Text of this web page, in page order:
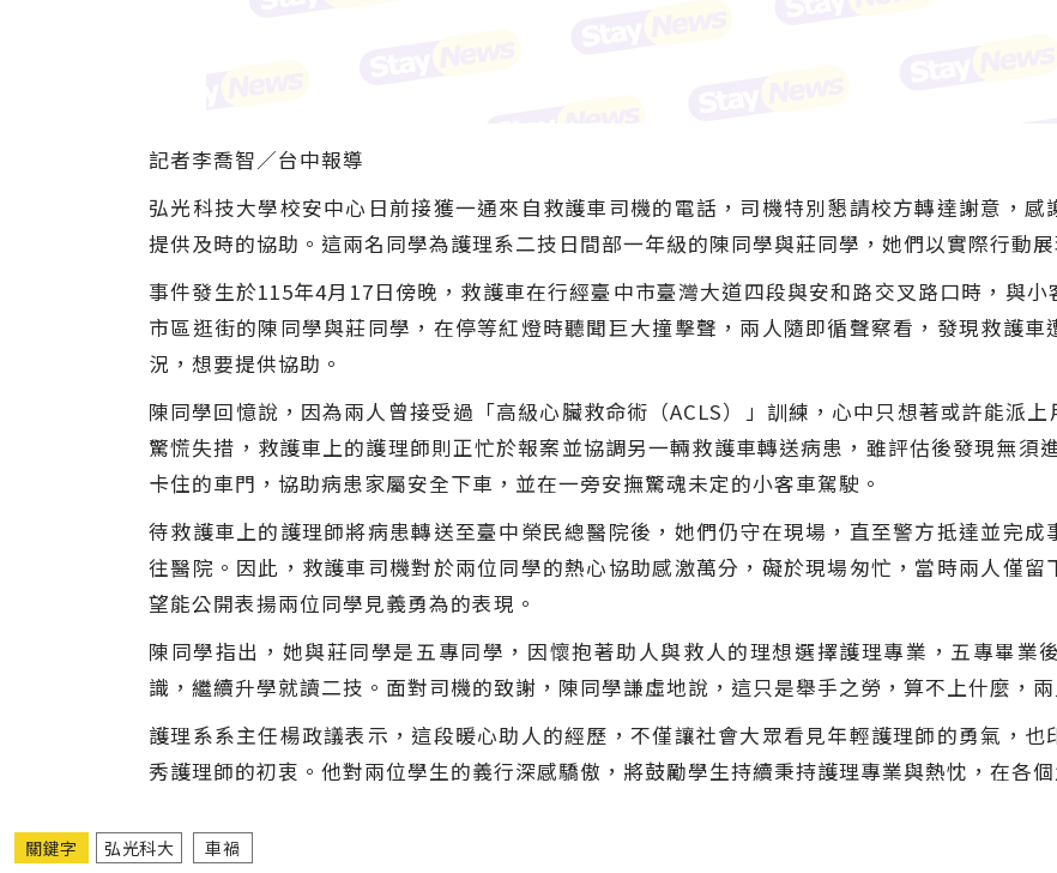
記者李喬智／台中報導
弘光科技大學校安中心日前接獲一通來自救護車司機的電話，司機特別懇請校方轉達謝意，
提供及時的協助。這兩名同學為護理系二技日間部一年級的陳同學與莊同學，她們以實際行動
事件發生於115年4月17日傍晚，救護車在行經臺中市臺灣大道四段與安和路交叉路口時，與
市區逛街的陳同學與莊同學，在停等紅燈時聽聞巨大撞擊聲，兩人隨即循聲察看，發現救護
況，想要提供協助。
陳同學回憶說，因為兩人曾接受過「高級心臟救命術（ACLS）」訓練，心中只想著或許能派
驚慌失措，救護車上的護理師則正忙於報案並協調另一輛救護車轉送病患，雖評估後發現無須
卡住的車門，協助病患家屬安全下車，並在一旁安撫驚魂未定的小客車駕駛。
待救護車上的護理師將病患轉送至臺中榮民總醫院後，她們仍守在現場，直至警方抵達並完
往醫院。因此，救護車司機對於兩位同學的熱心協助感激萬分，礙於現場匆忙，當時兩人僅
望能公開表揚兩位同學見義勇為的表現。
陳同學指出，她與莊同學是五專同學，因懷抱著助人與救人的理想選擇護理專業，五專畢業
識，繼續升學就讀二技。面對司機的致謝，陳同學謙虛地說，這只是舉手之勞，算不上什麼，
護理系系主任楊政議表示，這段暖心助人的經歷，不僅讓社會大眾看見年輕護理師的勇氣，
秀護理師的初衷。他對兩位學生的義行深感驕傲，將鼓勵學生持續秉持護理專業與熱忱，在各個
關鍵字 弘光科大 車禍